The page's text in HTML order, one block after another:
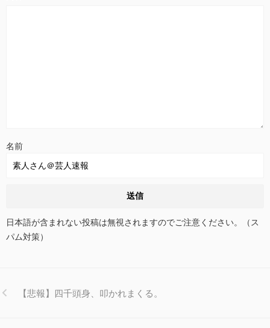
名前
日本語が含まれない投稿は無視されますのでご注意ください。（ス
パム対策）
【悲報】四千頭身、叩かれまくる。